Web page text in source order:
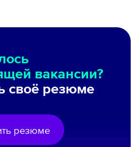
вакансии?
своё резюме
резюме